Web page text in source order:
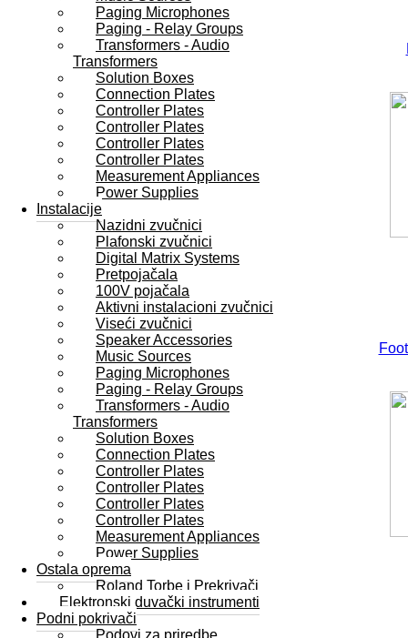
Paging Microphones
Paging - Relay Groups
Transformers - Audio
Transformers
Solution Boxes
Connection Plates
Controller Plates
Controller Plates
Controller Plates
Controller Plates
Measurement Appliances
Power Supplies
Instalacije
Nazidni zvučnici
Plafonski zvučnici
Digital Matrix Systems
Pretpojačala
100V pojačala
Aktivni instalacioni zvučnici
Viseći zvučnici
Speaker Accessories
Music Sources
Paging Microphones
Paging - Relay Groups
Transformers - Audio
Transformers
Solution Boxes
Connection Plates
Controller Plates
Controller Plates
Controller Plates
Controller Plates
Measurement Appliances
Power Supplies
Ostala oprema
Roland Torbe i Prekrivači
Elektronski duvački instrumenti
Podni pokrivači
Podovi za priredbe